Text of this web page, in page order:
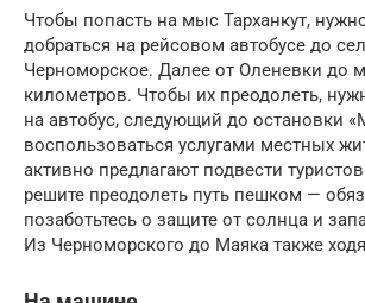
Чтобы попасть на мыс Тарханкут,
добраться на рейсовом автобусе до
Черноморское. Далее от Оленевки до
километров. Чтобы их преодолеть,
на автобус, следующий до остановки
воспользоваться услугами местных
активно предлагают подвести
решите преодолеть путь пешком —
позаботьтесь о защите от солнца и
Из Черноморского до Маяка также